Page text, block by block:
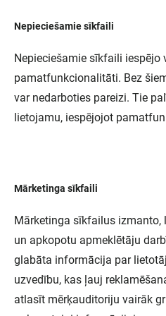
Nepieciešamie sīkfaili
Nepieciešamie sīkfaili iespējo
pamatfunkcionalitāti. Bez
var nedarboties pareizi. Tie
lietojamu, iespējojot
Mārketinga sīkfaili
Mārketinga sīkfailus izmanto,
un apkopotu apmeklētāju
glabāta informācija par
uzvedību, kas ļauj
atlasīt mērķauditoriju vairāk